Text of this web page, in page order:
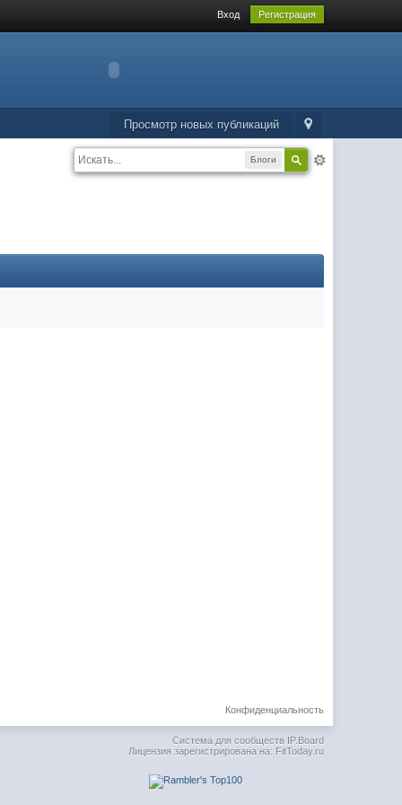
Вход Регистрация
Просмотр новых публикаций
Блоги
Конфиденциальность
Система для сообществ IP.Board
Лицензия зарегистрирована на: FitToday.ru